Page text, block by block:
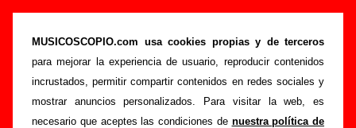
MUSICOSCOPIO.com usa cookies propias y de terceros
para mejorar la experiencia de usuario, reproducir contenidos
incrustados, permitir compartir contenidos en redes sociales y
mostrar anuncios personalizados. Para visitar la web, es
necesario que aceptes las condiciones de nuestra política de
Airbag - Añadir o corregir información
Portada >Airbag >Añadir
Si tienes información adicional, puedes enviar nueva
información o corregir la existente mediante el siguiente
formulario o escribiendo un e-mail a